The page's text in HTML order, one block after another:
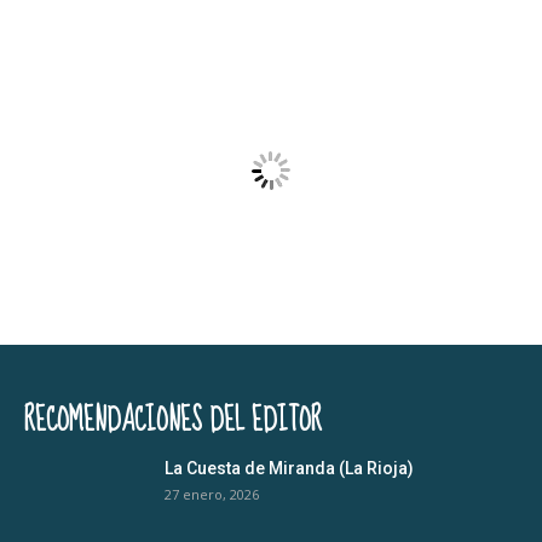
RECOMENDACIONES DEL EDITOR
La Cuesta de Miranda (La Rioja)
27 enero, 2026